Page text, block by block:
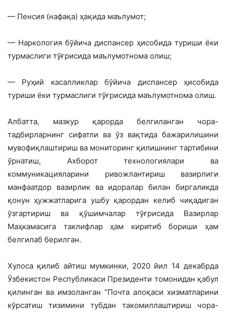
— Пенсия (нафақа) ҳақида маълумот;
— Наркология бўйича диспансер ҳисобида туриши ёки
турмаслиги тўғрисида маълумотнома олиш;
— Руҳий касалликлар бўйича диспансер ҳисобида
туриши ёки турмаслиги тўғрисида маълумотнома олиш.
Албатта, мазкур қарорда белгиланган чора-
тадбирларнинг сифатли ва ўз вақтида бажарилишини
мувофиқлаштириш ва мониторинг қилишнинг тартибини
ўрнатиш, Ахборот технологиялари ва
коммуникацияларини ривожлантириш вазирлиги
манфаатдор вазирлик ва идоралар билан биргаликда
қонун ҳужжатларига ушбу қарордан келиб чиқадиган
ўзгартириш ва қўшимчалар тўғрисида Вазирлар
Маҳкамасига таклифлар ҳам киритиб бориши ҳам
белгилаб берилган.
Хулоса қилиб айтиш мумкинки, 2020 йил 14 декабрда
Ўзбекистон Республикаси Президенти томонидан қабул
қилинган ва имзоланган “Почта алоқаси хизматларини
кўрсатиш тизимини тубдан такомиллаштириш чора-